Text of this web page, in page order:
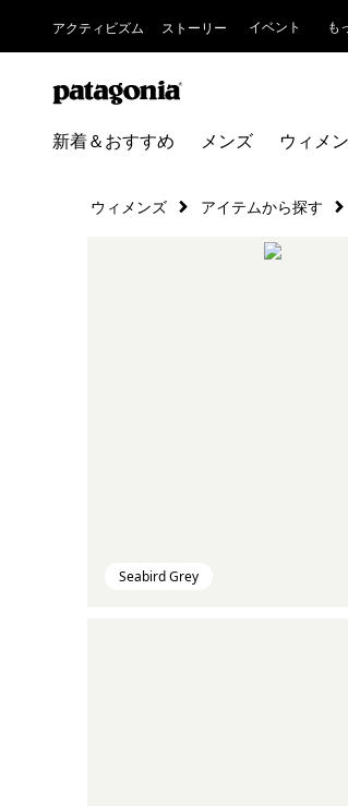
アクティビズム ストーリー イベント も
新着＆おすすめ メンズ ウィメ
ウィメンズ アイテムから探す
Seabird Grey